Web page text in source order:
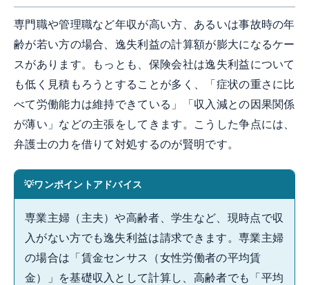
専門職や管理職など年収が高い方、あるいは事故時の年
齢が若い方の場合、逸失利益の計算額が膨大になるケー
スがあります。もっとも、保険会社は逸失利益について
も低く見積もろうとすることが多く、「症状の重さに比
べて労働能力は維持できている」「収入減との因果関係
が薄い」などの主張をしてきます。こうした争点には、
弁護士の力を借りて対処するのが賢明です。
ワンポイントアドバイス
専業主婦（主夫）や高齢者、学生など、現時点で収
入がない方でも逸失利益は請求できます。専業主婦
の場合は「賃金センサス（女性労働者の平均賃
金）」を基礎収入として計算し、高齢者でも「平均